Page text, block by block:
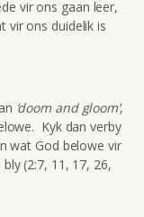
vir ons gaan leer,
vir ons duidelik is
‘doom and gloom’,
Kyk dan verby
wat God belowe vir
(2:7, 11, 17, 26,